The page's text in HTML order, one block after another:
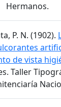
Hermanos.
P. N. (1902).
de vista
Taller